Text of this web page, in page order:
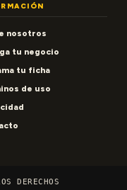
nosotros
tu negocio
tu ficha
de uso
DERECHOS